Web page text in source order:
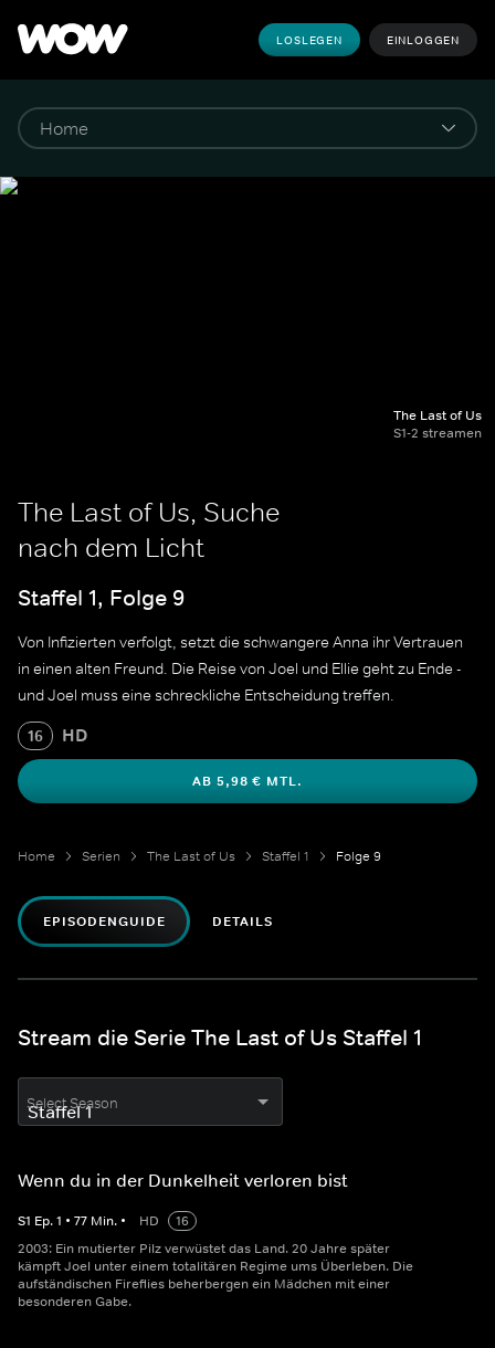
LOSLEGEN EINLOGGEN
The Last of Us
S1-2 streamen
The Last of Us, Suche
nach dem Licht
Staffel 1, Folge 9
Von Infizierten verfolgt, setzt die schwangere Anna ihr Vertrauen
in einen alten Freund. Die Reise von Joel und Ellie geht zu Ende -
und Joel muss eine schreckliche Entscheidung treffen.
16 HD
AB 5,98 € MTL.
Home Serien The Last of Us Staffel 1 Folge 9
EPISODENGUIDE DETAILS
Stream die Serie The Last of Us Staffel 1
Select Season
Wenn du in der Dunkelheit verloren bist
S1 Ep.1 • 77 Min. • HD
16
2003: Ein mutierter Pilz verwüstet das Land. 20 Jahre später
kämpft Joel unter einem totalitären Regime ums Überleben. Die
aufständischen Fireflies beherbergen ein Mädchen mit einer
besonderen Gabe.